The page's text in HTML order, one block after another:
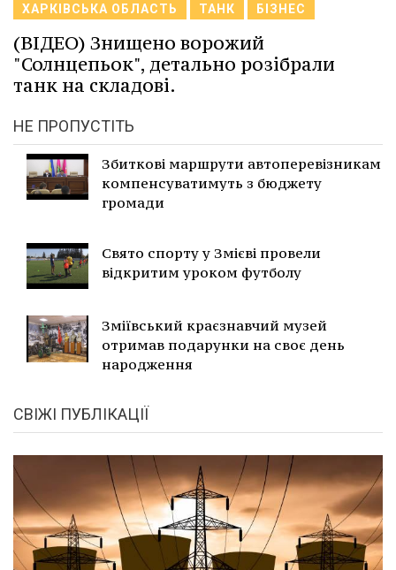
ХАРКІВСЬКА ОБЛАСТЬ ТАНК БІЗНЕС
(ВІДЕО) Знищено ворожий
"Солнцепьок", детально розібрали
танк на складові.
НЕ ПРОПУСТІТЬ
Збиткові маршрути автоперевізникам
компенсуватимуть з бюджету
громади
Свято спорту у Змієві провели
відкритим уроком футболу
Зміївський краєзнавчий музей
отримав подарунки на своє день
народження
СВІЖІ ПУБЛІКАЦІЇ